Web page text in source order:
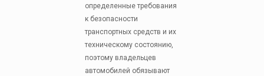
определенные требования
к безопасности
транспортных средств и их
техническому состоянию,
поэтому владельцев
автомобилей обязывают